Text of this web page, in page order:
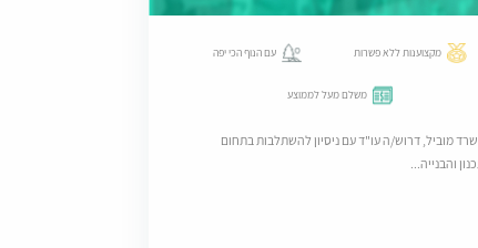
מקצוענות ללא פשרות עם הנוף הכי יפה
משלם מעל לממוצע
מוביל, דרוש/ה עו"ד עם ניסיון להשתלבות בתחום
והבנייה...